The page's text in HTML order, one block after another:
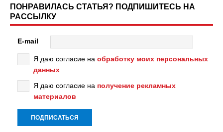
ПОНРАВИЛАСЬ СТАТЬЯ? ПОДПИШИТЕСЬ НА
РАССЫЛКУ
E-mail
Я даю согласие на обработку моих персональных
данных
Я даю согласие на получение рекламных
материалов